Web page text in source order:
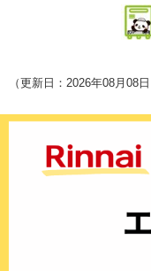
（更新日：2026年08月08日